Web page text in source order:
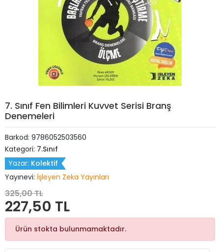
7. Sınıf Fen Bilimleri Kuvvet Serisi Branş
Denemeleri
Barkod: 9786052503560
Kategori: 7.Sınıf
Yazar: Kolektif
Yayınevi: İşleyen Zeka Yayınları
325,00 TL
227,50 TL
Ürün stokta bulunmamaktadır.